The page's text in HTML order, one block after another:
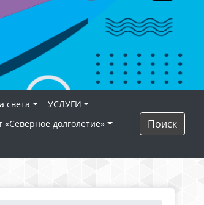
света
УСЛУГИ
«Северное долголетие»
Поиск